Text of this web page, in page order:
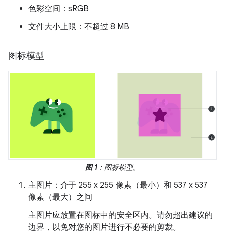
色彩空间：sRGB
文件大小上限：不超过 8 MB
图标模型
图 1 ：图标模型。
主图片：介于 255 x 255 像素（最小）和 537 x 537
像素（最大）之间
主图片应放置在图标中的安全区内。请勿超出建议的
边界，以免对您的图片进行不必要的剪裁。